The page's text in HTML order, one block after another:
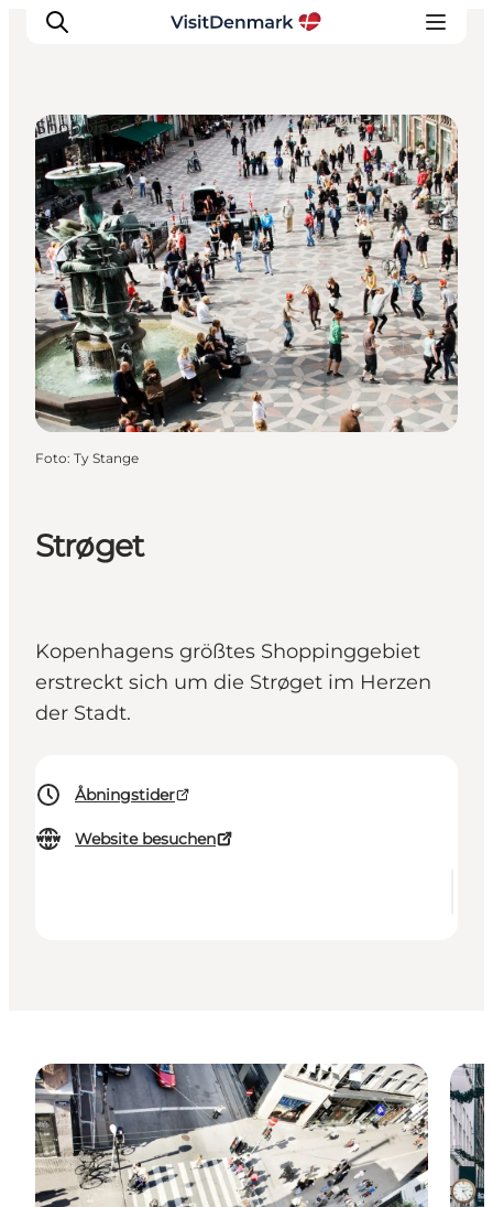
Inspiration
Regionen
Erlebnisse
Unterkünfte
Reiseplanung
Strøget
Kopenhagens größtes Shoppinggebiet
erstreckt sich um die Strøget im Herzen
der Stadt.
Åbningstider
Website besuchen
Shopping
Foto: Ty Stange